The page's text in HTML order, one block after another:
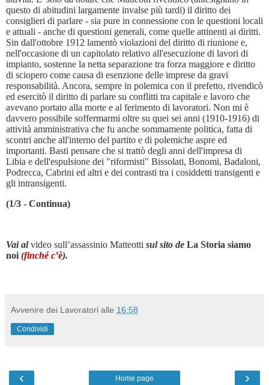
questo di abitudini largamente invalse più tardi) il diritto dei
consiglieri di parlare - sia pure in connessione con le questioni locali
e attuali - anche di questioni generali, come quelle attinenti ai diritti.
Sin dall'ottobre 1912 lamentò violazioni del diritto di riunione e,
nell'occasione di un capitolato relativo all'esecuzione di lavori di
impianto, sostenne la netta separazione tra forza maggiore e diritto
di sciopero come causa di esenzione delle imprese da gravi
responsabilità. Ancora, sempre in polemica con il prefetto, rivendicò
ed esercitò il diritto di parlare su conflitti tra capitale e lavoro che
avevano portato alla morte e al ferimento di lavoratori. Non mi è
davvero possibile soffermarmi oltre su quei sei anni (1910-1916) di
attività amministrativa che fu anche sommamente politica, fatta di
scontri anche all'interno del partito e di polemiche aspre ed
importanti. Basti pensare che si trattò degli anni dell'impresa di
Libia e dell'espulsione dei "riformisti" Bissolati, Bonomi, Badaloni,
Podrecca, Cabrini ed altri e dei contrasti tra i cosiddetti transigenti e
gli intransigenti.
(1/3 - Continua)
Vai al video sull’assassinio Matteotti sul sito de La Storia siamo
noi (finché c’è).
Avvenire dei Lavoratori alle 16:58
Condividi
‹ ›
Home page